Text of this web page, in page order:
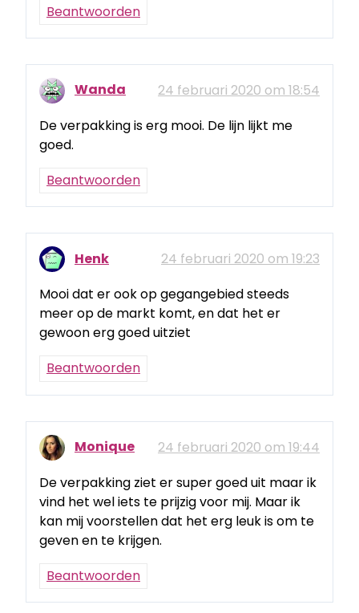
Beantwoorden
Wanda
24 februari 2020 om 18:54
De verpakking is erg mooi. De lijn lijkt me
goed.
Beantwoorden
Henk
24 februari 2020 om 19:23
Mooi dat er ook op gegangebied steeds
meer op de markt komt, en dat het er
gewoon erg goed uitziet
Beantwoorden
Monique
24 februari 2020 om 19:44
De verpakking ziet er super goed uit maar ik
vind het wel iets te prijzig voor mij. Maar ik
kan mij voorstellen dat het erg leuk is om te
geven en te krijgen.
Beantwoorden